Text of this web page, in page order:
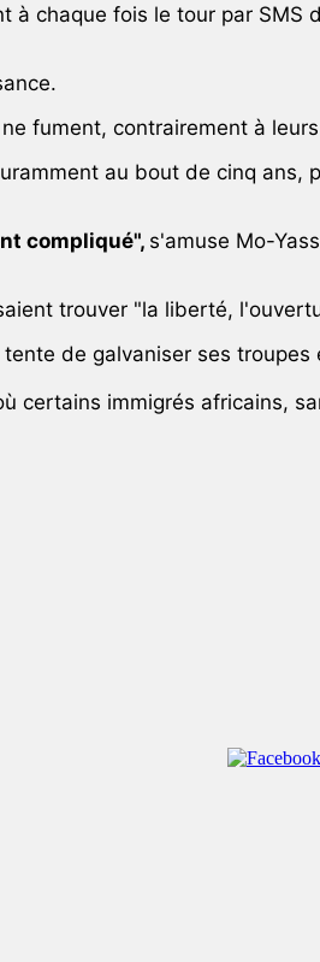
chaque fois le tour par SMS
fument, contrairement à
au bout de cinq ans,
compliqué", s'amuse Mo-
trouver "la liberté,
de galvaniser ses
certains immigrés africains,